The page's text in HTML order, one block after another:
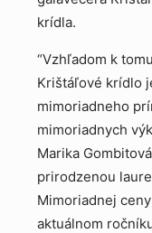
krídla.
“Vzhľadom k
Krištáľové krídlo
mimoriadneho
mimoriadnych
Marika
prirodzenou
Mimoriadnej
aktuálnom